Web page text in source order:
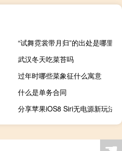
“试舞霓裳带月归”的出处是哪里
武汉冬天吃菜苔吗
过年时哪些菜象征什么寓意
什么是单务合同
分享苹果iOS8 Siri无电源新玩法